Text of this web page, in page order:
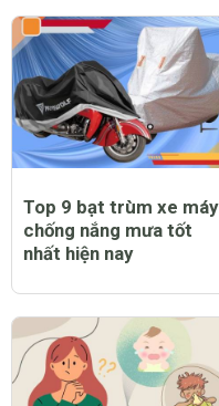
Top 9 bạt trùm xe máy
chống nắng mưa tốt
nhất hiện nay